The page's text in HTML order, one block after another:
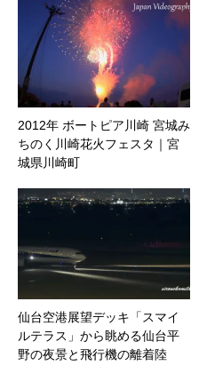
2012年 ボートピア川崎 宮城み
ちのく川崎花火フェスタ｜宮
城県川崎町
仙台空港展望デッキ「スマイ
ルテラス」から眺める仙台平
野の夜景と飛行機の離着陸